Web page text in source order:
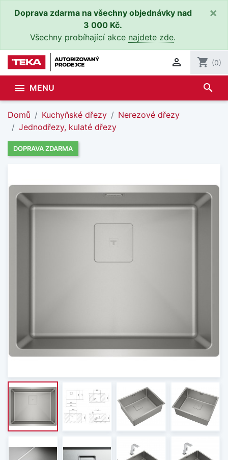
Doprava zdarma na všechny objednávky nad
3 000 Kč.
Všechny probíhající akce najdete zde.
×
 shopping_cart (0)
 MENU search
Domů Kuchyňské dřezy
Nerezové dřezy
Jednodřezy, kulaté dřezy
DOPRAVA ZDARMA